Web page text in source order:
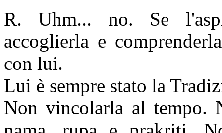
R. Uhm... no. Se
accoglierla e
con lui.
Lui è sempre stato la
Non vincolarla al tempo.